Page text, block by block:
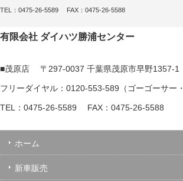
TEL：0475-26-5589 FAX：0475-26-5588
有限会社 ダイハツ勝浦センター
■茂原店 〒297-0037 千葉県茂原市早野1357-1
フリーダイヤル：0120-553-589（ゴーゴーサー
TEL：0475-26-5589 FAX：0475-26-5588
ホーム
新車販売